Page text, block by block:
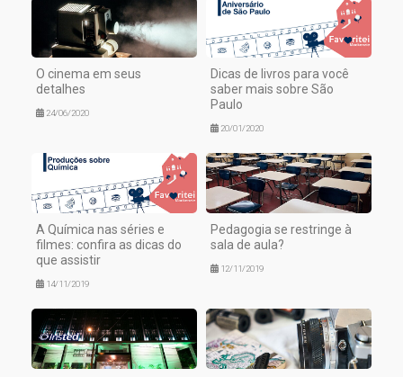
O cinema em seus
detalhes
24/06/2020
Dicas de livros para você
saber mais sobre São
Paulo
20/01/2020
A Química nas séries e
filmes: confira as dicas do
que assistir
14/11/2019
Pedagogia se restringe à
sala de aula?
12/11/2019